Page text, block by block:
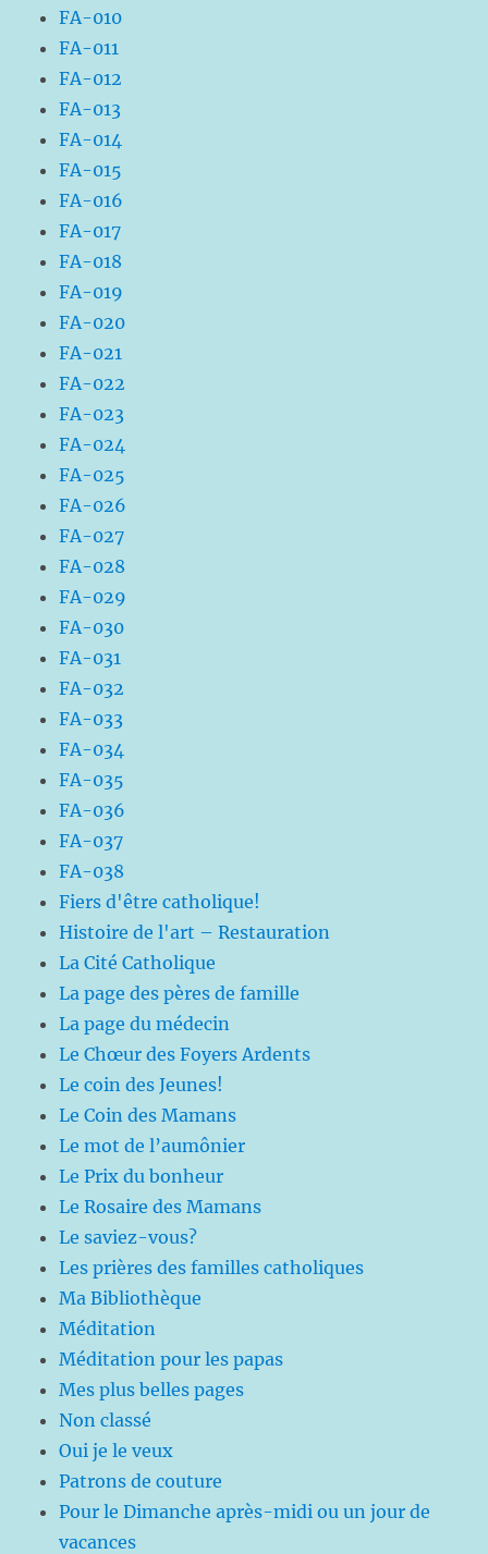
FA-010
FA-011
FA-012
FA-013
FA-014
FA-015
FA-016
FA-017
FA-018
FA-019
FA-020
FA-021
FA-022
FA-023
FA-024
FA-025
FA-026
FA-027
FA-028
FA-029
FA-030
FA-031
FA-032
FA-033
FA-034
FA-035
FA-036
FA-037
FA-038
Fiers d'être catholique!
Histoire de l'art – Restauration
La Cité Catholique
La page des pères de famille
La page du médecin
Le Chœur des Foyers Ardents
Le coin des Jeunes!
Le Coin des Mamans
Le mot de l’aumônier
Le Prix du bonheur
Le Rosaire des Mamans
Le saviez-vous?
Les prières des familles catholiques
Ma Bibliothèque
Méditation
Méditation pour les papas
Mes plus belles pages
Non classé
Oui je le veux
Patrons de couture
Pour le Dimanche après-midi ou un jour de
vacances